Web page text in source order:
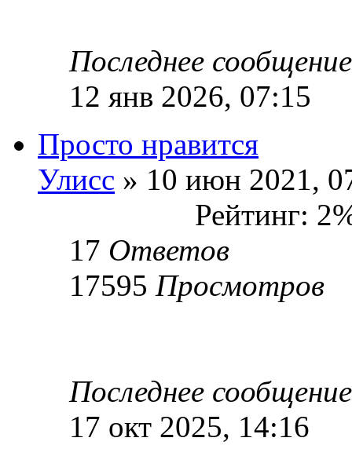
Последнее
12 янв 2026, 07:15
Просто нравится
Улисс » 10 июн 2021,
Рейтинг:
17 Ответов
17595 Просмотров
Последнее
17 окт 2025, 14:16